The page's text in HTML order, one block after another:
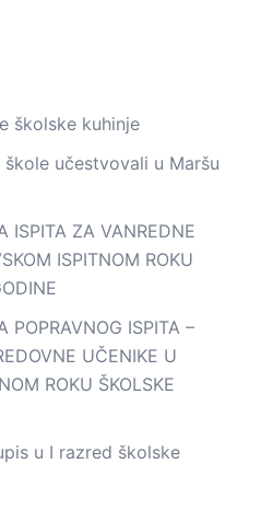
školske kuhinje
učestvovali u Maršu
ISPITA ZA VANREDNE
ISPITNOM ROKU
POPRAVNOG ISPITA –
UČENIKE U
ROKU ŠKOLSKE
u I razred školske